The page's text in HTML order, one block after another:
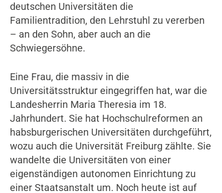
deutschen Universitäten die
Familientradition, den Lehrstuhl zu vererben
– an den Sohn, aber auch an die
Schwiegersöhne.
Eine Frau, die massiv in die
Universitätsstruktur eingegriffen hat, war die
Landesherrin Maria Theresia im 18.
Jahrhundert. Sie hat Hochschulreformen an
habsburgerischen Universitäten durchgeführt,
wozu auch die Universität Freiburg zählte. Sie
wandelte die Universitäten von einer
eigenständigen autonomen Einrichtung zu
einer Staatsanstalt um. Noch heute ist auf